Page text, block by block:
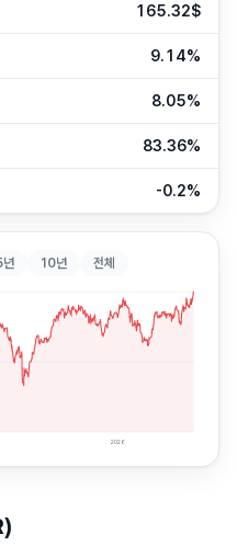
165.32$
9.14%
8.05%
83.36%
-0.2%
년 10년 전체
2026